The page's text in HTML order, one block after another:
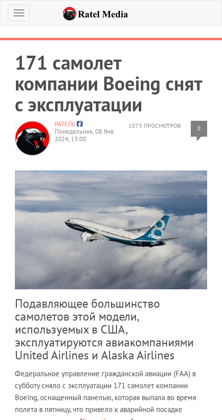
Меню
171 самолет
компании Boeing снят
с эксплуатации
1073 ПРОСМОТРОВ 0
РАТЕЛЬ
Понедельник, 08 Янв
2024, 13:00
Подавляющее большинство
самолетов этой модели,
используемых в США,
эксплуатируются авиакомпаниями
United Airlines и Alaska Airlines
Федеральное управление гражданской авиации (FAA) в
субботу сняло с эксплуатации 171 самолет компании
Boeing, оснащенный панелью, которая выпала во время
полета в пятницу, что привело к аварийной посадке